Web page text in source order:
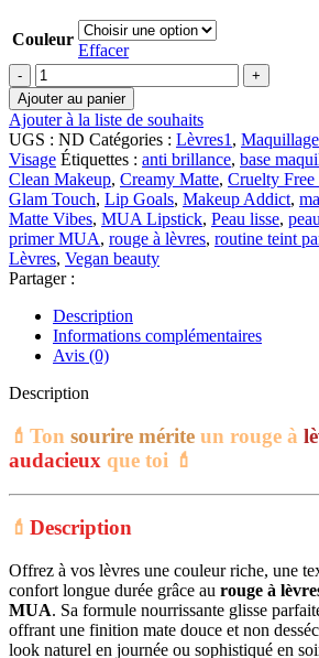
Couleur
Effacer
quantité
de
MUA
Creamy
Matte
Lipstick
|
3.2
g
Ajouter au panier
Ajouter à la liste de souhaits
UGS : ND Catégories : Lèvres1 , Maquillage
Visage Étiquettes : anti brillance, base
Clean Makeup, Creamy Matte, Cruelty Free
Glam Touch, Lip Goals, Makeup Addict,
Matte Vibes, MUA Lipstick, Peau lisse,
primer MUA, rouge à lèvres, routine teint
Lèvres, Vegan beauty
Partager :
Description
Informations complémentaires
Avis (0)
Description
💄Ton sourire mérite un rouge à
audacieux que toi 💄
💄 Description
Offrez à vos lèvres une couleur riche, une
confort longue durée grâce au rouge à
MUA. Sa formule nourrissante glisse
offrant une finition mate douce et non
look naturel en journée ou sophistiqué en